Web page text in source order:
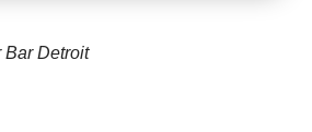
Bar Detroit